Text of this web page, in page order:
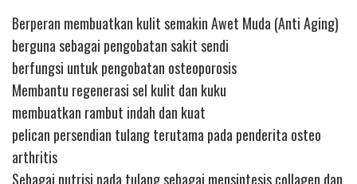
Berperan membuatkan kulit semakin Awet Muda (Anti Aging)
berguna sebagai pengobatan sakit sendi
berfungsi untuk pengobatan osteoporosis
Membantu regenerasi sel kulit dan kuku
membuatkan rambut indah dan kuat
pelican persendian tulang terutama pada penderita osteo
arthritis
Sebagai nutrisi pada tulang sebagai mensintesis collagen dan